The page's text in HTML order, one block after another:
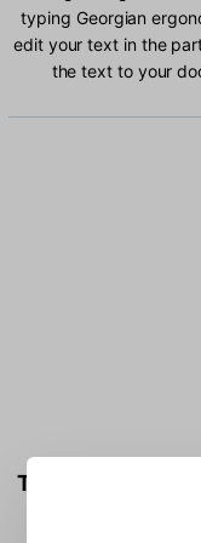
typing Georgian
edit your text in the
the text to your
Type Georgian